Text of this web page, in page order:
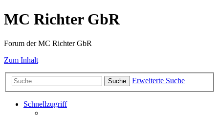
MC Richter GbR
Forum der MC Richter GbR
Zum Inhalt
Suche Erweiterte Suche
Schnellzugriff